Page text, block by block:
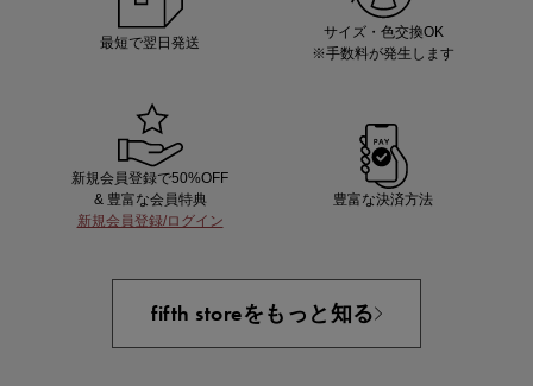
最短で翌日発送
サイズ・色交換OK
※手数料が発生します
新規会員登録で50%OFF
& 豊富な会員特典
新規会員登録/ログイン
豊富な決済方法
fifth storeをもっと知る